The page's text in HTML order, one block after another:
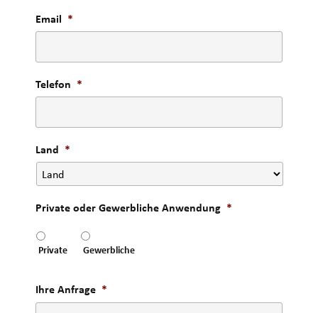
Email *
Telefon *
Land *
Private oder Gewerbliche Anwendung *
Private Gewerbliche
Ihre Anfrage *